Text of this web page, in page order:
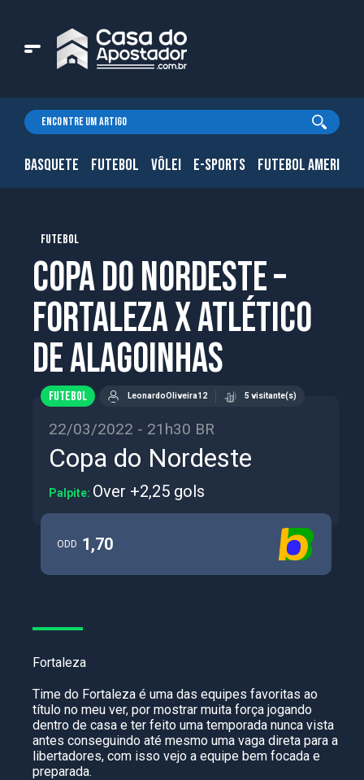
BASQUETE FUTEBOL VÔLEI E-SPORTS FUTEBOL
FUTEBOL
Copa do Nordeste –
Fortaleza x Atlético
de Alagoinhas
FUTEBOL LeonardoOliveira12 5 visitante(s)
22/03/2022 - 21h30 BR
Copa do Nordeste
Palpite: Over +2,25 gols
ODD 1,70
Fortaleza
Time do Fortaleza é uma das equipes favoritas ao
título no meu ver, por mostrar muita força jogando
dentro de casa e ter feito uma temporada nunca vista
antes conseguindo até mesmo uma vaga direta para a
libertadores, com isso vejo a equipe bem focada e
preparada.